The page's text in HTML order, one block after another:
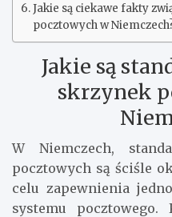
Jakie są ciekawe fakty
pocztowych w
Jakie są
skrzynek
W Niemczech,
pocztowych są ściśle
celu zapewnienia
systemu